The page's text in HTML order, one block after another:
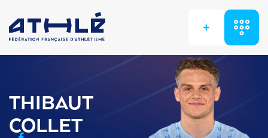
+
THIBAUT
COLLET